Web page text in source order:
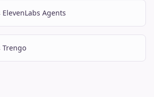
Agents
Trengo